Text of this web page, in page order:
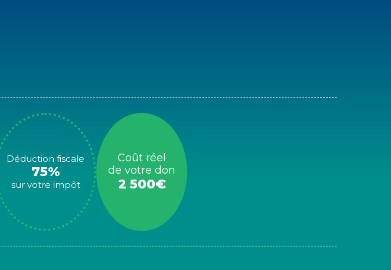
Déduction fiscale
75%
sur votre impôt
Coût réel
de votre don
2 500€